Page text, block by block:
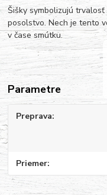
Šišky symbolizujú
posolstvo. Nech je tento
v čase smútku.
Parametre
Preprava
Priemer